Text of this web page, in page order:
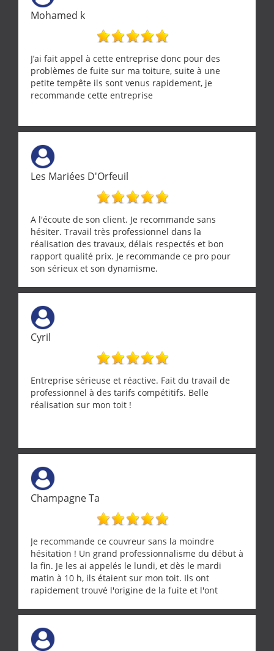
Mohamed k
J’ai fait appel à cette entreprise donc pour des
problèmes de fuite sur ma toiture, suite à une
petite tempête ils sont venus rapidement, je
recommande cette entreprise
Les Mariées D'Orfeuil
A l'écoute de son client. Je recommande sans
hésiter. Travail très professionnel dans la
réalisation des travaux, délais respectés et bon
rapport qualité prix. Je recommande ce pro pour
son sérieux et son dynamisme.
Cyril
Entreprise sérieuse et réactive. Fait du travail de
professionnel à des tarifs compétitifs. Belle
réalisation sur mon toit !
Champagne Ta
Je recommande ce couvreur sans la moindre
hésitation ! Un grand professionnalisme du début à
la fin. Je les ai appelés le lundi, et dès le mardi
matin à 10 h, ils étaient sur mon toit. Ils ont
rapidement trouvé l'origine de la fuite et l'ont
Une équipe sérieuse, réactive et compétente. C'est
vraiment rassurant de pouvoir compter sur des
artisans aussi professionnels. Merci encore !